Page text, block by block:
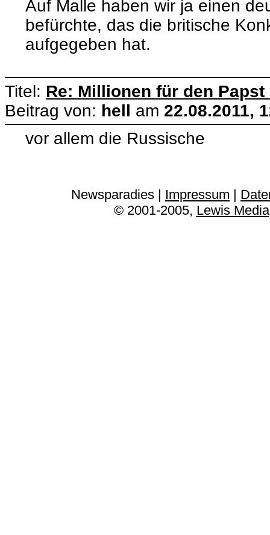
Auf Malle haben wir ja einen
befürchte, das die britische
aufgegeben hat.
Titel: Re: Millionen für den
Beitrag von: hell am 22.08.2011,
vor allem die Russische
Newsparadies | Impressum |
© 2001-2005, Lewis Media